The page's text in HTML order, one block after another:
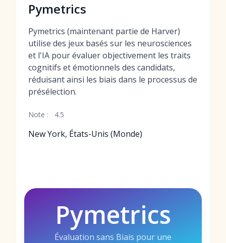
Pymetrics
Pymetrics (maintenant partie de Harver)
utilise des jeux basés sur les neurosciences
et l'IA pour évaluer objectivement les traits
cognitifs et émotionnels des candidats,
réduisant ainsi les biais dans le processus de
présélection.
Note : 4.5
New York, États-Unis (Monde)
Pymetrics
Évaluation sans Biais pour une